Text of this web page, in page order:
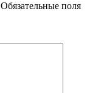
Обязательные поля